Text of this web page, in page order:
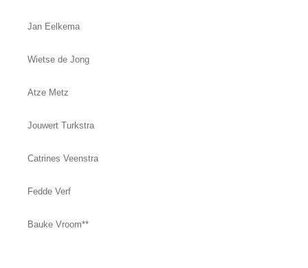
Jan Eelkema
Wietse de Jong
Atze Metz
Jouwert Turkstra
Catrines Veenstra
Fedde Verf
Bauke Vroom**